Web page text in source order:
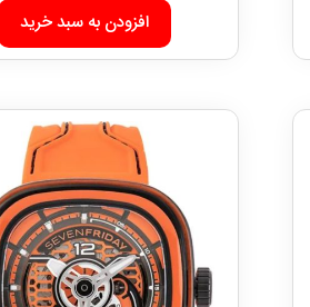
افزودن به سبد خرید